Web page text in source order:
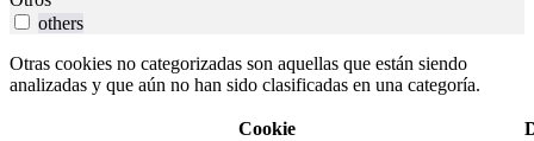
others
Otras cookies no categorizadas son aquellas que están siendo
analizadas y que aún no han sido clasificadas en una categoría.
Cookie